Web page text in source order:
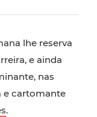
lhe reserva
e ainda
nas
e cartomante
.